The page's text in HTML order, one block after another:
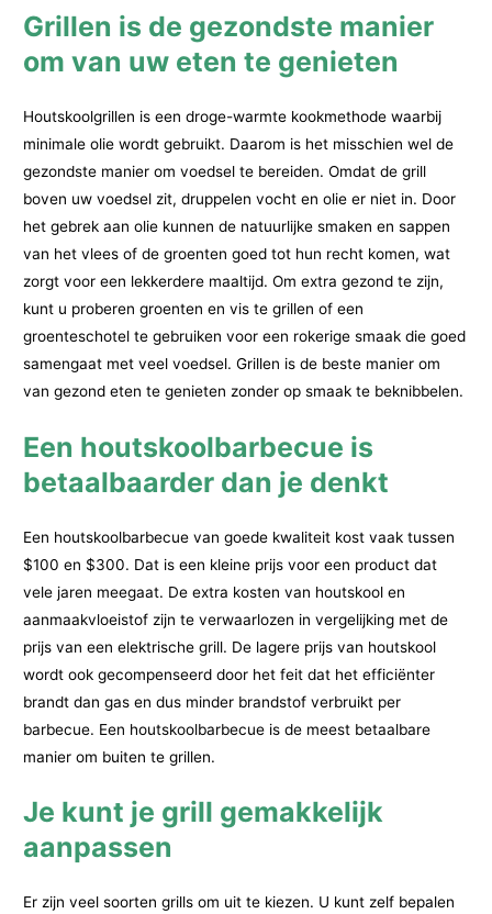
Grillen is de gezondste manier
om van uw eten te genieten
Houtskoolgrillen is een droge-warmte kookmethode waarbij
minimale olie wordt gebruikt. Daarom is het misschien wel de
gezondste manier om voedsel te bereiden. Omdat de grill
boven uw voedsel zit, druppelen vocht en olie er niet in. Door
het gebrek aan olie kunnen de natuurlijke smaken en sappen
van het vlees of de groenten goed tot hun recht komen, wat
zorgt voor een lekkerdere maaltijd. Om extra gezond te zijn,
kunt u proberen groenten en vis te grillen of een
groenteschotel te gebruiken voor een rokerige smaak die goed
samengaat met veel voedsel. Grillen is de beste manier om
van gezond eten te genieten zonder op smaak te beknibbelen.
Een houtskoolbarbecue is
betaalbaarder dan je denkt
Een houtskoolbarbecue van goede kwaliteit kost vaak tussen
$100 en $300. Dat is een kleine prijs voor een product dat
vele jaren meegaat. De extra kosten van houtskool en
aanmaakvloeistof zijn te verwaarlozen in vergelijking met de
prijs van een elektrische grill. De lagere prijs van houtskool
wordt ook gecompenseerd door het feit dat het efficiënter
brandt dan gas en dus minder brandstof verbruikt per
barbecue. Een houtskoolbarbecue is de meest betaalbare
manier om buiten te grillen.
Je kunt je grill gemakkelijk
aanpassen
Er zijn veel soorten grills om uit te kiezen. U kunt zelf bepalen